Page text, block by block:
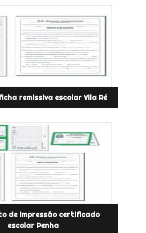
remissiva escolar Vila Ré
de impressão certificado
escolar Penha